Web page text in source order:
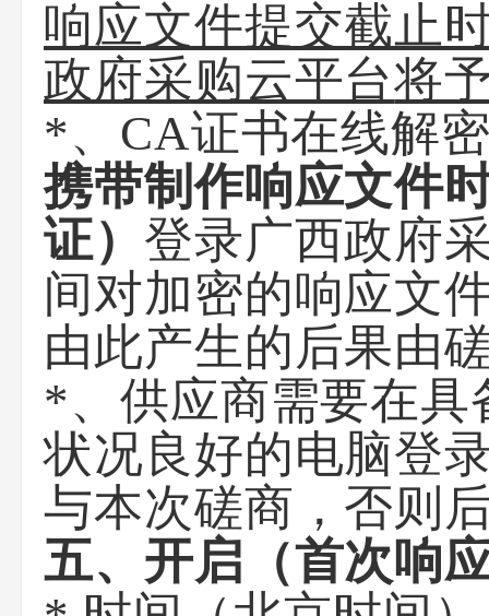
响应文件提交截止
政府采购云平台将
*、CA证书在线解
携带制作响应文件
证） 登录广西政府
间对加密的响应文
由此产生的后果由
*、供应商需要在具
状况良好的电脑登
与本次磋商，否则
五、开启（首次响